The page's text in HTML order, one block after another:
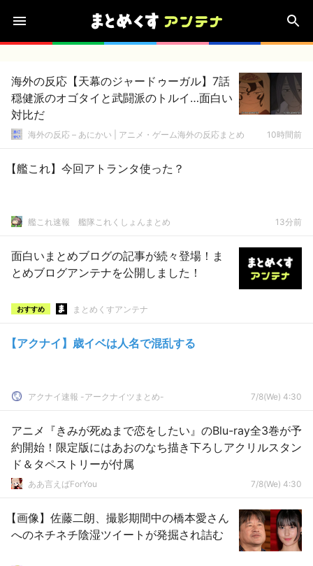
海外の反応【天幕のジャードゥーガル】7話
穏健派のオゴタイと武闘派のトルイ…面白い
対比だ
海外の反応 – あにかい | アニメ・ゲーム海外の反応まとめ 10時間前
【艦これ】今回アトランタ使った？
艦これ速報 艦隊これくしょんまとめ 13分前
面白いまとめブログの記事が続々登場！ま
とめブログアンテナを公開しました！
おすすめ まとめくすアンテナ
【アクナイ】歳イベは人名で混乱する
アクナイ速報 -アークナイツまとめ- 7/8(We) 4:30
アニメ『きみが死ぬまで恋をしたい』のBlu-ray全3巻が予
約開始！限定版にはあおのなち描き下ろしアクリルスタン
ド＆タペストリーが付属
ああ言えばForYou 7/8(We) 4:30
【画像】佐藤二朗、撮影期間中の橋本愛さん
へのネチネチ陰湿ツイートが発掘され詰む